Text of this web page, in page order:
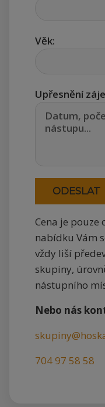
Věk:
Upřesnění
Cena je pouze
nabídku Vám
vždy liší
skupiny,
nástupního
Nebo nás
704 97 58 58